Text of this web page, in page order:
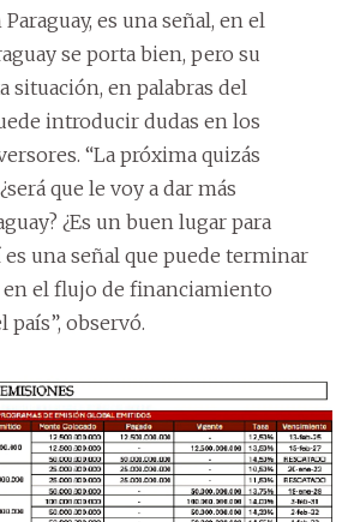
es una señal, en el
se porta bien, pero su
situación, en palabras del
introducir dudas en los
“La próxima quizás
que le voy a dar más
¿Es un buen lugar para
es una señal que puede terminar
el flujo de financiamiento
país”, observó.